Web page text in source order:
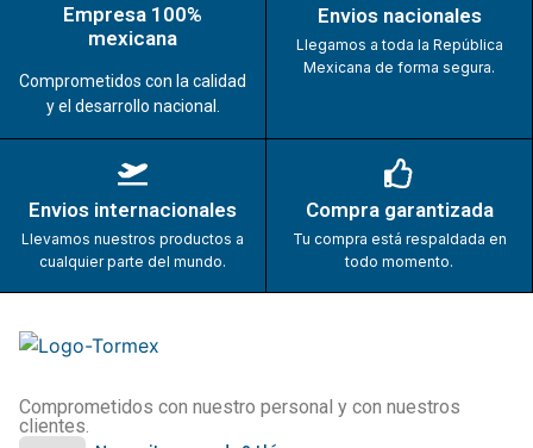
Empresa 100%
mexicana
Comprometidos con la calidad
y el desarrollo nacional.
Envios nacionales
Llegamos a toda la República
Mexicana de forma segura.
Envios internacionales
Llevamos nuestros productos a
cualquier parte del mundo.
Compra garantizada
Tu compra está respaldada en
todo momento.
Comprometidos con nuestro personal y con nuestros
clientes.